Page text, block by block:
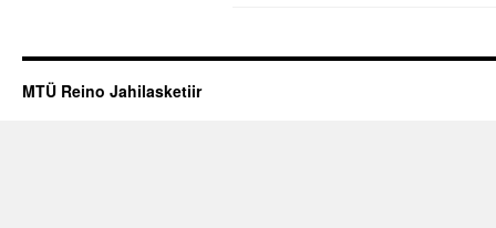
MTÜ Reino Jahilasketiir